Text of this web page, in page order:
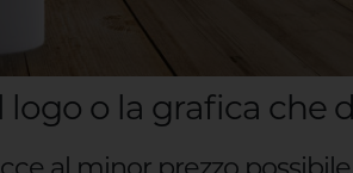
o la grafica che